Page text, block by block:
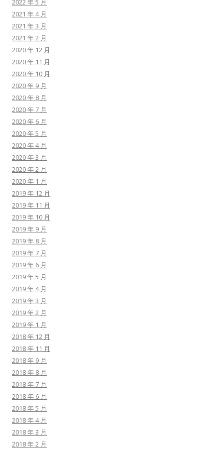
2022 年 5 月
2021 年 4 月
2021 年 3 月
2021 年 2 月
2020 年 12 月
2020 年 11 月
2020 年 10 月
2020 年 9 月
2020 年 8 月
2020 年 7 月
2020 年 6 月
2020 年 5 月
2020 年 4 月
2020 年 3 月
2020 年 2 月
2020 年 1 月
2019 年 12 月
2019 年 11 月
2019 年 10 月
2019 年 9 月
2019 年 8 月
2019 年 7 月
2019 年 6 月
2019 年 5 月
2019 年 4 月
2019 年 3 月
2019 年 2 月
2019 年 1 月
2018 年 12 月
2018 年 11 月
2018 年 9 月
2018 年 8 月
2018 年 7 月
2018 年 6 月
2018 年 5 月
2018 年 4 月
2018 年 3 月
2018 年 2 月